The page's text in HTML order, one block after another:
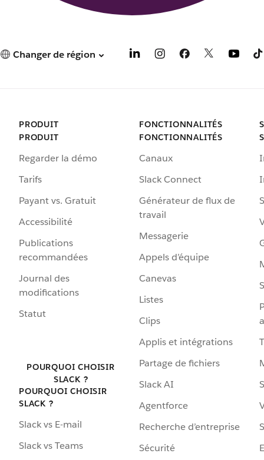
Changer de région
PRODUIT
PRODUIT
Regarder la démo
Tarifs
Payant vs. Gratuit
Accessibilité
Publications
recommandées
Journal des
modifications
Statut
POURQUOI CHOISIR
SLACK ?
POURQUOI CHOISIR
SLACK ?
Slack vs E-mail
Slack vs Teams
FONCTIONNALITÉS
FONCTIONNALITÉS
Canaux
Slack Connect
Générateur de flux de
travail
Messagerie
Appels d’équipe
Canevas
Listes
Clips
Applis et intégrations
Partage de fichiers
Slack AI
Agentforce
Recherche d’entreprise
Sécurité